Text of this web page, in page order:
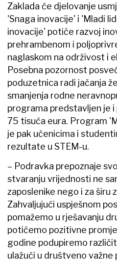
Zaklada će djelovanje
'Snaga inovacije' i 'Mladi
inovacije' potiče razvoj
prehrambenom i
naglaskom na održivost i
Posebna pozornost
poduzetnica radi jačanja
smanjenja rodne
programa predstavljen je
75 tisuća eura. Program
je pak učenicima i
rezultate u STEM-u.
–​ Podravka prepoznaje
stvaranju vrijednosti ne
zaposlenike nego i za širu
Zahvaljujući uspješnom
pomažemo u rješavanju
potičemo pozitivne
godine podupiremo
ulažući u društveno